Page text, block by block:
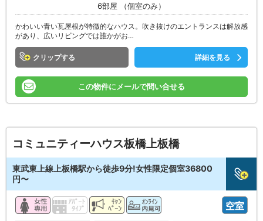
6部屋 （個室のみ）
かわいい青い瓦屋根が特徴的なハウス。吹き抜けのエントランスは解放感
があり、広いリビングでは誰かがお…
クリップ 詳細を見る
この物件にメールで問い合せる
コミュニティーハウス板橋上板橋
東武東上線上板橋駅から徒歩9分!女性限定個室36800
円〜
空室